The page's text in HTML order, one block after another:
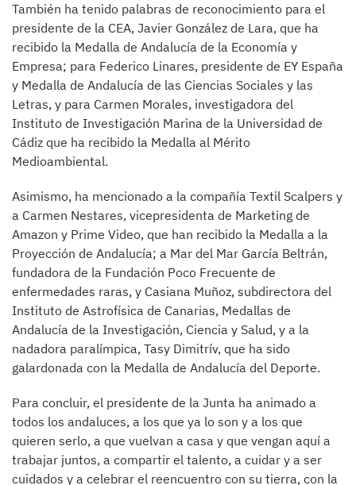
También ha tenido palabras de reconocimiento para el
presidente de la CEA, Javier González de Lara, que ha
recibido la Medalla de Andalucía de la Economía y
Empresa; para Federico Linares, presidente de EY España
y Medalla de Andalucía de las Ciencias Sociales y las
Letras, y para Carmen Morales, investigadora del
Instituto de Investigación Marina de la Universidad de
Cádiz que ha recibido la Medalla al Mérito
Medioambiental.
Asimismo, ha mencionado a la compañía Textil Scalpers y
a Carmen Nestares, vicepresidenta de Marketing de
Amazon y Prime Video, que han recibido la Medalla a la
Proyección de Andalucía; a Mar del Mar García Beltrán,
fundadora de la Fundación Poco Frecuente de
enfermedades raras, y Casiana Muñoz, subdirectora del
Instituto de Astrofísica de Canarias, Medallas de
Andalucía de la Investigación, Ciencia y Salud, y a la
nadadora paralímpica, Tasy Dimitrív, que ha sido
galardonada con la Medalla de Andalucía del Deporte.
Para concluir, el presidente de la Junta ha animado a
todos los andaluces, a los que ya lo son y a los que
quieren serlo, a que vuelvan a casa y que vengan aquí a
trabajar juntos, a compartir el talento, a cuidar y a ser
cuidados y a celebrar el reencuentro con su tierra, con la